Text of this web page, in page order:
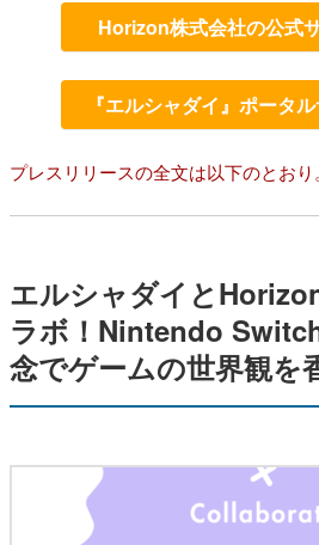
Horizon株式会社の公式
『エルシャダイ』ポータ
プレスリリースの全文は以下のとおり。
エルシャダイと
ラボ！Nintendo
念でゲームの世界観を